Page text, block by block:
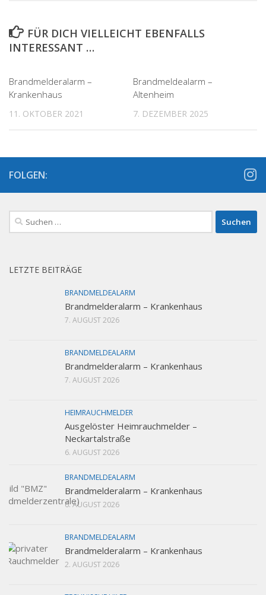
FÜR DICH VIELLEICHT EBENFALLS
INTERESSANT …
Brandmelderalarm –
Krankenhaus
11. OKTOBER 2021
Brandmeldealarm –
Altenheim
7. DEZEMBER 2025
FOLGEN:
Suchen
nach:
LETZTE BEITRÄGE
BRANDMELDEALARM
Brandmelderalarm – Krankenhaus
7. AUGUST 2026
BRANDMELDEALARM
Brandmelderalarm – Krankenhaus
7. AUGUST 2026
HEIMRAUCHMELDER
Ausgelöster Heimrauchmelder –
Neckartalstraße
6. AUGUST 2026
BRANDMELDEALARM
Brandmelderalarm – Krankenhaus
6. AUGUST 2026
BRANDMELDEALARM
Brandmelderalarm – Krankenhaus
2. AUGUST 2026